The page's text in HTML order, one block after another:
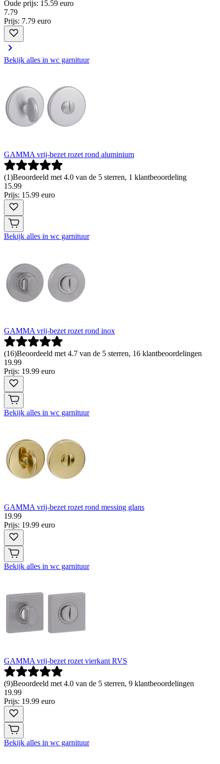
Oude prijs: 15.59 euro
7.79
Prijs: 7.79 euro
Bekijk alles in wc garnituur
GAMMA vrij-bezet rozet rond aluminium
(1)Beoordeeld met 4.0 van de 5 sterren, 1 klantbeoordeling
15.99
Prijs: 15.99 euro
Bekijk alles in wc garnituur
GAMMA vrij-bezet rozet rond inox
(16)Beoordeeld met 4.7 van de 5 sterren, 16 klantbeoordelingen
19.99
Prijs: 19.99 euro
Bekijk alles in wc garnituur
GAMMA vrij-bezet rozet rond messing glans
19.99
Prijs: 19.99 euro
Bekijk alles in wc garnituur
GAMMA vrij-bezet rozet vierkant RVS
(9)Beoordeeld met 4.0 van de 5 sterren, 9 klantbeoordelingen
19.99
Prijs: 19.99 euro
Bekijk alles in wc garnituur